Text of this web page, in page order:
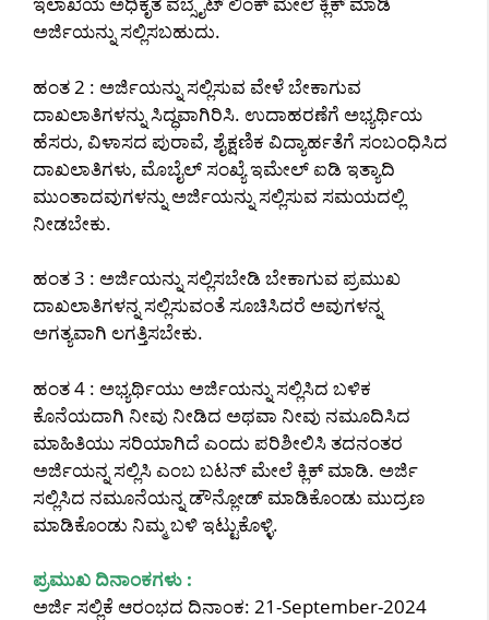
ಅರ್ಜಿಯನ್ನು ಸಲ್ಲಿಸಬಹುದು.
ಹಂತ 2 : ಅರ್ಜಿಯನ್ನು ಸಲ್ಲಿಸುವ ವೇಳೆ ಬೇಕಾಗುವ
ದಾಖಲಾತಿಗಳನ್ನು ಸಿದ್ಧವಾಗಿರಿಸಿ. ಉದಾಹರಣೆಗೆ ಅಭ್ಯರ್ಥಿಯ
ಹೆಸರು, ವಿಳಾಸದ ಪುರಾವೆ, ಶೈಕ್ಷಣಿಕ ವಿದ್ಯಾರ್ಹತೆಗೆ ಸಂಬಂಧಿಸಿದ
ದಾಖಲಾತಿಗಳು, ಮೊಬೈಲ್ ಸಂಖ್ಯೆ ಇಮೇಲ್ ಐಡಿ ಇತ್ಯಾದಿ
ಮುಂತಾದವುಗಳನ್ನು ಅರ್ಜಿಯನ್ನು ಸಲ್ಲಿಸುವ ಸಮಯದಲ್ಲಿ
ನೀಡಬೇಕು.
ಹಂತ 3 : ಅರ್ಜಿಯನ್ನು ಸಲ್ಲಿಸಬೇಡಿ ಬೇಕಾಗುವ ಪ್ರಮುಖ
ದಾಖಲಾತಿಗಳನ್ನ ಸಲ್ಲಿಸುವಂತೆ ಸೂಚಿಸಿದರೆ ಅವುಗಳನ್ನ
ಅಗತ್ಯವಾಗಿ ಲಗತ್ತಿಸಬೇಕು.
ಹಂತ 4 : ಅಭ್ಯರ್ಥಿಯು ಅರ್ಜಿಯನ್ನು ಸಲ್ಲಿಸಿದ ಬಳಿಕ
ಕೊನೆಯದಾಗಿ ನೀವು ನೀಡಿದ ಅಥವಾ ನೀವು ನಮೂದಿಸಿದ
ಮಾಹಿತಿಯು ಸರಿಯಾಗಿದೆ ಎಂದು ಪರಿಶೀಲಿಸಿ ತದನಂತರ
ಅರ್ಜಿಯನ್ನ ಸಲ್ಲಿಸಿ ಎಂಬ ಬಟನ್ ಮೇಲೆ ಕ್ಲಿಕ್ ಮಾಡಿ. ಅರ್ಜಿ
ಸಲ್ಲಿಸಿದ ನಮೂನೆಯನ್ನ ಡೌನ್ಲೋಡ್ ಮಾಡಿಕೊಂಡು ಮುದ್ರಣ
ಮಾಡಿಕೊಂಡು ನಿಮ್ಮ ಬಳಿ ಇಟ್ಟುಕೊಳ್ಳಿ.
ಪ್ರಮುಖ ದಿನಾಂಕಗಳು :
ಅರ್ಜಿ ಸಲ್ಲಿಕೆ ಆರಂಭದ ದಿನಾಂಕ: 21-September-2024